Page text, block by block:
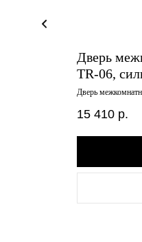
Дверь
TR-06,
кромка с
900х2000,
замок
Дверь
стекло, замок
15 410 р.